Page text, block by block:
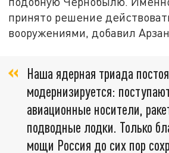
принято решение
вооружениями, добавил
Наша ядерная триада
модернизируется:
авиационные носители,
подводные лодки. Только
мощи Россия до сих пор